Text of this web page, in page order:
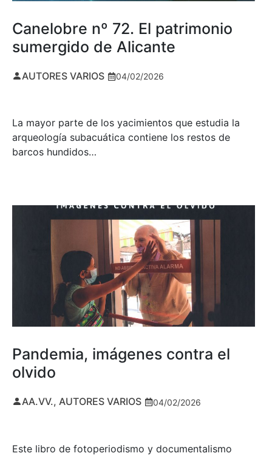
Canelobre nº 72. El patrimonio
sumergido de Alicante
AUTORES VARIOS 04/02/2026
La mayor parte de los yacimientos que estudia la
arqueología subacuática contiene los restos de
barcos hundidos…
Pandemia, imágenes contra el
olvido
AA.VV., AUTORES VARIOS 04/02/2026
Este libro de fotoperiodismo y documentalismo